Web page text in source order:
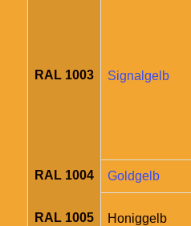
RAL 1003 Signalgelb
RAL 1004 Goldgelb
RAL 1005 Honiggelb